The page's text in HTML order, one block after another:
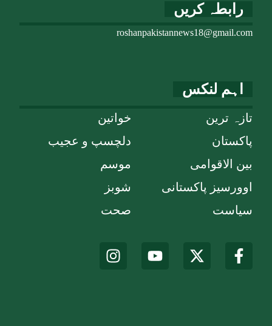
اہم لنکس
خواتین
دلچسپ و عجیب
موسم
شوبز
صحت
تازہ ترین
پاکستان
بین الاقوامی
اوورسیز پاکستانی
سیاست
رابطہ کریں
roshanpakistannews18@gmail.com